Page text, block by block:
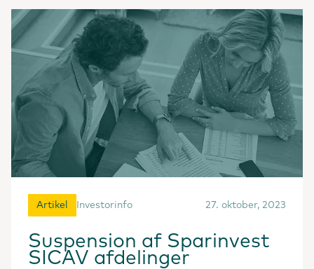
Artikel Investorinfo 27. oktober, 2023
Suspension af Sparinvest
SICAV afdelinger